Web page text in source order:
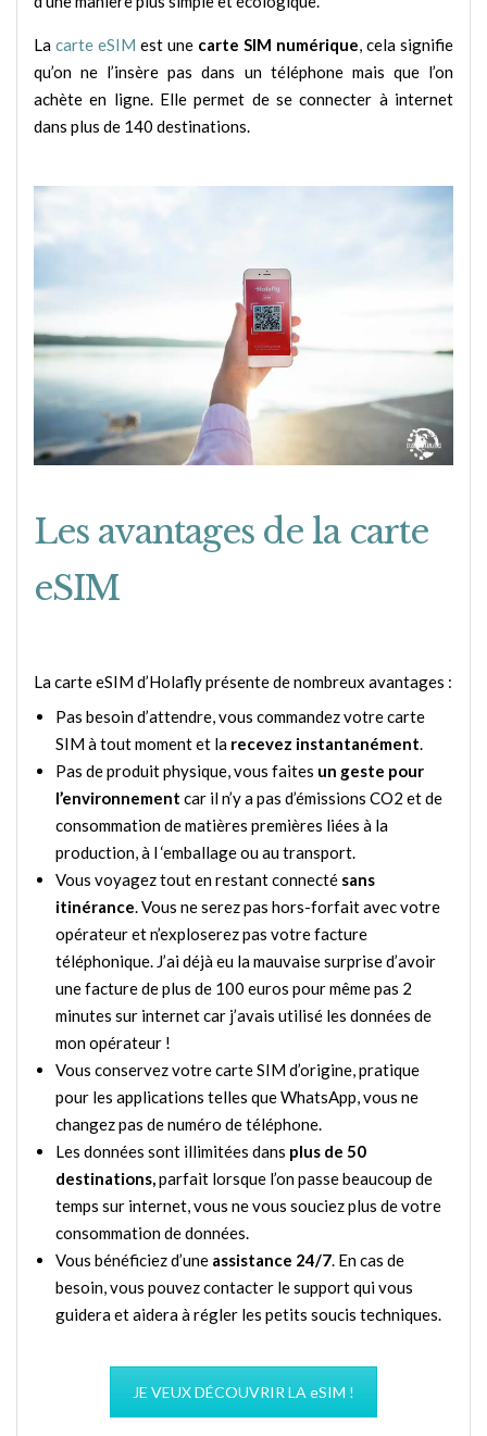
La carte eSIM est une carte SIM numérique , cela signifie
qu’on ne l’insère pas dans un téléphone mais que l’on
achète en ligne. Elle permet de se connecter à internet
dans plus de 140 destinations.
Les avantages de la carte
eSIM
La carte eSIM d’Holafly présente de nombreux avantages :
Pas besoin d’attendre, vous commandez votre carte
SIM à tout moment et la recevez instantanément.
Pas de produit physique, vous faites un geste pour
l’environnement car il n’y a pas d’émissions CO2 et de
consommation de matières premières liées à la
production, à l ‘emballage ou au transport.
Vous voyagez tout en restant connecté sans
itinérance. Vous ne serez pas hors-forfait avec votre
opérateur et n’exploserez pas votre facture
téléphonique. J’ai déjà eu la mauvaise surprise d’avoir
une facture de plus de 100 euros pour même pas 2
minutes sur internet car j’avais utilisé les données de
mon opérateur !
Vous conservez votre carte SIM d’origine, pratique
pour les applications telles que WhatsApp, vous ne
changez pas de numéro de téléphone.
Les données sont illimitées dans plus de 50
destinations,parfait lorsque l’on passe beaucoup de
temps sur internet, vous ne vous souciez plus de votre
consommation de données.
Vous bénéficiez d’une assistance 24/7. En cas de
besoin, vous pouvez contacter le support qui vous
guidera et aidera à régler les petits soucis techniques.
JE VEUX DÉCOUVRIR LA eSIM !